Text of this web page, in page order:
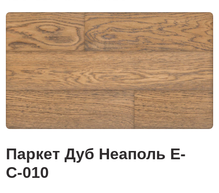
Паркет Дуб Неаполь Е-
С-010